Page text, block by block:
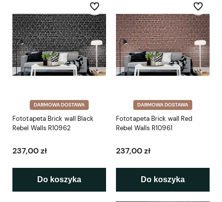
DARMOWA DOSTAWA
Fototapeta Brick wall Black
Rebel Walls R10962
237,00 zł
Do koszyka
Do ulubionych
DARMOWA DOSTAWA
Fototapeta Brick wall Red
Rebel Walls R10961
237,00 zł
Do koszyka
Do